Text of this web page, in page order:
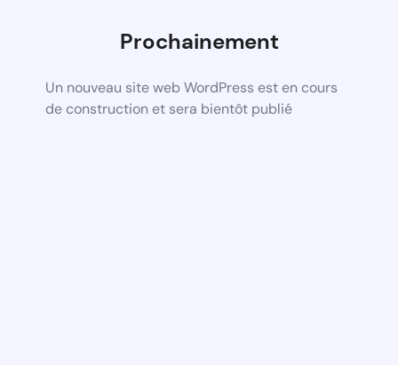
Prochainement
Un nouveau site web WordPress est en cours
de construction et sera bientôt publié